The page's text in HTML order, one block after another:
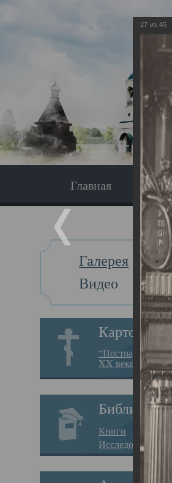
Главная
Галерея
Видео
Картотека
“Пострадавшие
XX веке на
Библиотека
Книги
Исследования
27 из 45